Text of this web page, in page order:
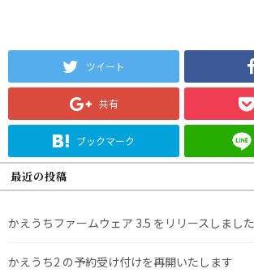
ツイート
共有
ブックマーク
最近の投稿
かえうちファームウェア 3.5 をリリースしました
かえうち2 の予約受け付けを再開いたします